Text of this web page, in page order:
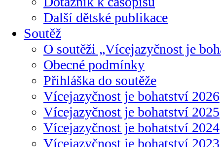
Další dětské publikace
Soutěž
O soutěži „Vícejazyčnost je
Obecné podmínky
Přihláška do soutěže
Vícejazyčnost je bohatství 2026
Vícejazyčnost je bohatství 2025
Vícejazyčnost je bohatství 2024
Vícejazyčnost je bohatství 2023